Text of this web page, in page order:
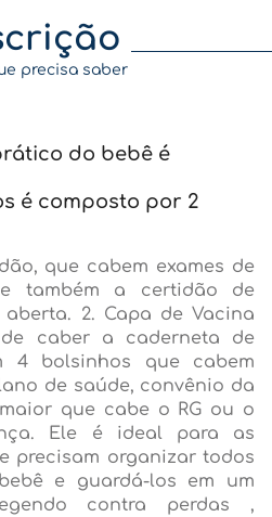
precisa saber
do bebê é
é composto por 2
que cabem exames de
também a certidão de
2. Capa de Vacina
caber a caderneta de
4 bolsinhos que cabem
de saúde, convênio da
que cabe o RG ou o
Ele é ideal para as
precisam organizar todos
e guardá-los em um
contra perdas ,